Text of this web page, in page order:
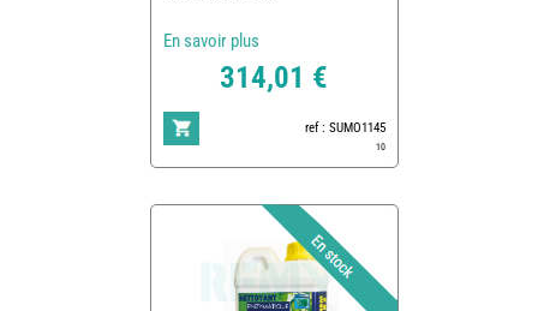
En savoir plus
314,01 €
ref : SUMO1145
10